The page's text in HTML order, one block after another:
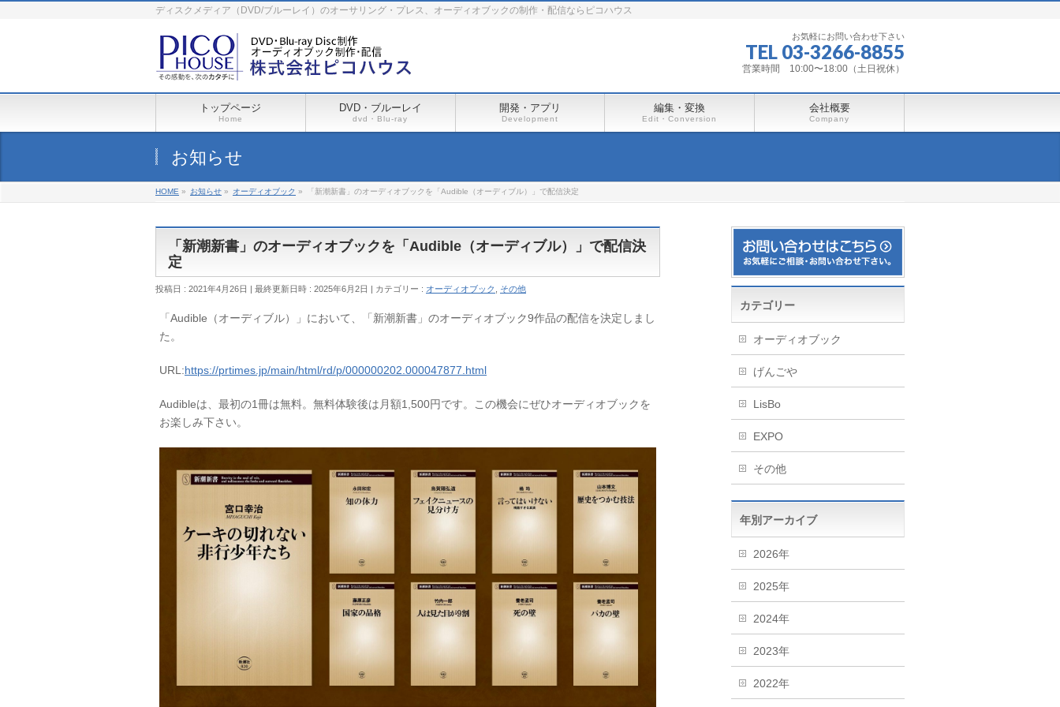
ディスクメディア（DVD/ブルーレイ）のオーサリング・プレス、オーディオブックの制作・配信ならピコハウス
お気軽にお問い合わせ下さい
TEL 03-3266-8855
営業時間 10:00〜18:00（土日祝休）
トップページ
Home
DVD・ブルーレイ
dvd・Blu-ray
開発・アプリ
Development
編集・変換
Edit・Conversion
会社概要
Company
お知らせ
HOME » お知らせ » オーディオブック » 「新潮新書」のオーディオブックを「Audible（オーディブル）」で配信決定
「新潮新書」のオーディオブックを「Audible（オーディブル）」で配信決
定
投稿日 : 2021年4月26日 最終更新日時 : 2025年6月2日 カテゴリー : オーディオブック その他
「Audible（オーディブル）」において、「新潮新書」のオーディオブック9作品の配信を決定しまし
た。
URL:https://prtimes.jp/main/html/rd/p/000000202.000047877.html
Audibleは、最初の1冊は無料。無料体験後は月額1,500円です。この機会にぜひオーディオブックを
お楽しみ下さい。
カテゴリー
オーディオブック
げんごや
LisBo
EXPO
その他
年別アーカイブ
2026年
2025年
2024年
2023年
2022年